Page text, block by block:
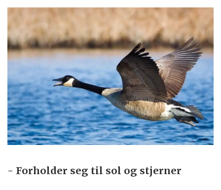
- Forholder seg til sol og stjerner